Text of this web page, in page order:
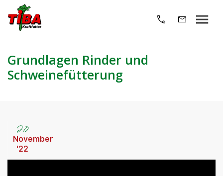
Grundlagen Rinder und
Schweinefütterung
20
November
'22